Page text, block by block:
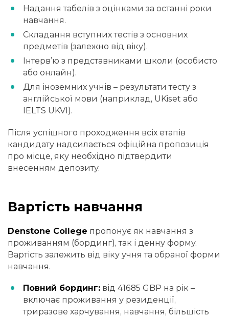
Надання табелів з оцінками за останні роки
навчання.
Складання вступних тестів з основних
предметів (залежно від віку).
Інтерв’ю з представниками школи (особисто
або онлайн).
Для іноземних учнів – результати тесту з
англійської мови (наприклад, UKiset або
IELTS UKVI).
Після успішного проходження всіх етапів
кандидату надсилається офіційна пропозиція
про місце, яку необхідно підтвердити
внесенням депозиту.
Вартість навчання
Denstone College пропонує як навчання з
проживанням (бординг), так і денну форму.
Вартість залежить від віку учня та обраної форми
навчання.
Повний бординг: від 41685 GBP на рік –
включає проживання у резиденції,
триразове харчування, навчання, більшість